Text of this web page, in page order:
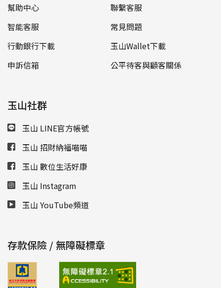
幫助中心
聯繫客服
智能客服
常見問題
行動銀行下載
玉山Wallet下載
申訴信箱
公平待客與顧客關係
玉山社群
玉山 LINE官方帳號
玉山 招財納福喵喵
玉山 數位生活好康
玉山 Instagram
玉山 YouTube頻道
存款保險 / 無障礙標章